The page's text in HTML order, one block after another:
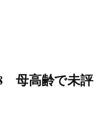
母高齢で未評